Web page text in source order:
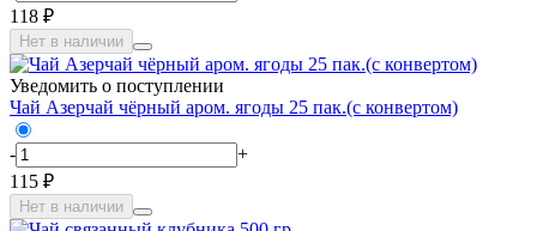
118 ₽
Нет в наличии
Уведомить о поступлении
Чай Азерчай чёрный аром. ягоды 25 пак.(с конвертом)
-
+
115 ₽
Нет в наличии